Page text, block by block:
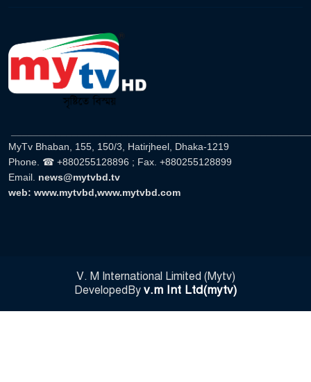
MyTv Bhaban, 155, 150/3, Hatirjheel, Dhaka-1219
Phone. ☎ +880255128896 ; Fax. +880255128899
Email. news@mytvbd.tv
web: www.mytvbd,www.mytvbd.com
V. M International Limited (Mytv)
DevelopedBy v.m Int Ltd(mytv)